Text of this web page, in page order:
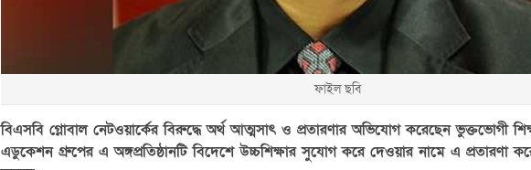
ফাইল ছবি
বিএসবি গ্লোবাল নেটওয়ার্কের বিরুদ্ধে অর্থ আত্মসাৎ ও প্রতারণার অভিযোগ করেছেন ভুক্তভোগী
এডুকেশন গ্রুপের এ অঙ্গপ্রতিষ্ঠানটি বিদেশে উচ্চশিক্ষার সুযোগ করে দেওয়ার নামে এ প্রতারণা